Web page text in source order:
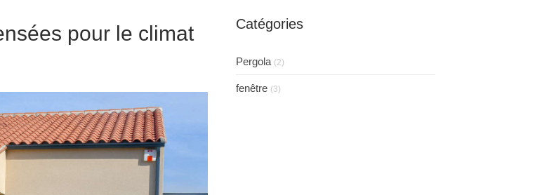
pour le climat
Catégories
Pergola (2)
fenêtre (3)